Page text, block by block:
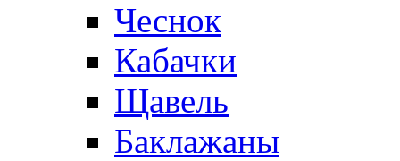
Чеснок
Кабачки
Щавель
Баклажаны